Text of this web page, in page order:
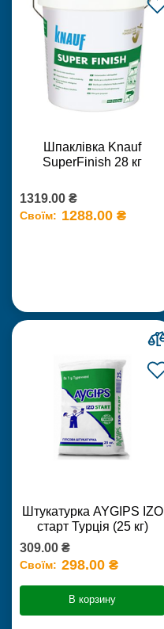
Шпаклівка Knauf
SuperFinish 28 кг
1319.00 ₴
Своїм: 1288.00 ₴
Штукатурка AYGIPS IZO
старт Турція (25 кг)
309.00 ₴
Своїм: 298.00 ₴
В корзину